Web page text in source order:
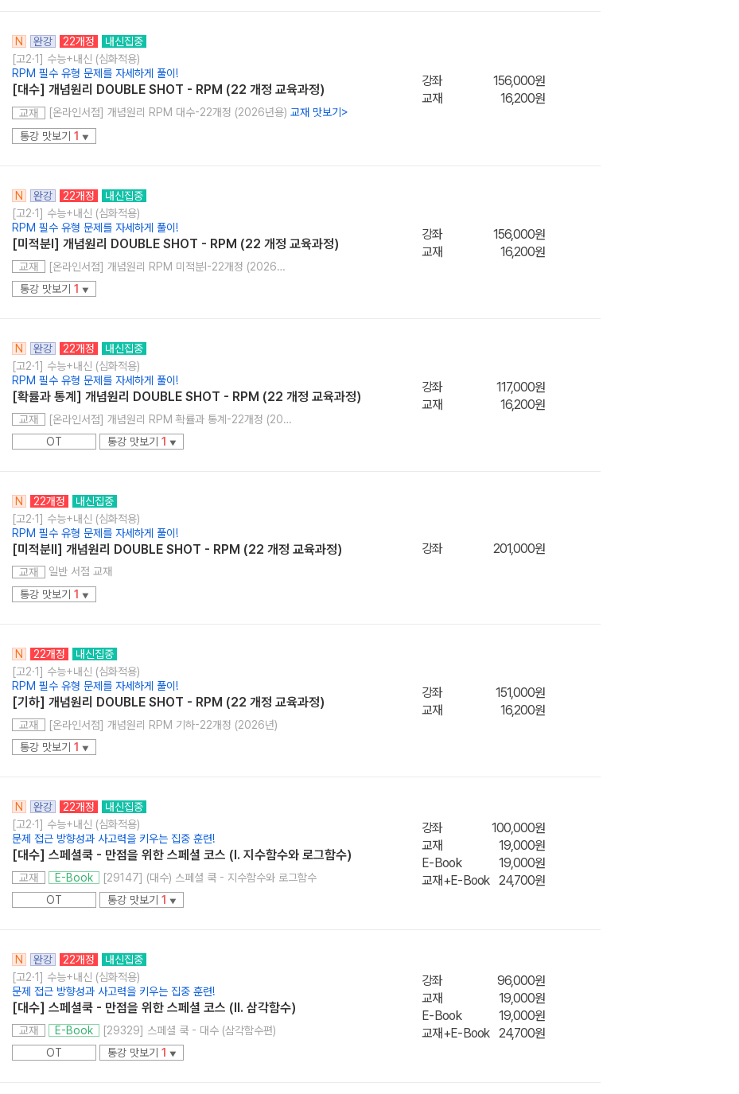
N 완강 22개정
내신집중
[고2·1] 수능+내신 (심화적용)
RPM 필수 유형 문제를 자세하게 풀이!
[대수] 개념원리 DOUBLE SHOT - RPM (22 개정 교육과정)
교재 [온라인서점] 개념원리 RPM 대수-22개정 (2026년용) 교재 맛보기 >
통강 맛보기 1 ▼
강좌
156,000원
교재
16,200원
N 완강 22개정
내신집중
[고2·1] 수능+내신 (심화적용)
RPM 필수 유형 문제를 자세하게 풀이!
[미적분l] 개념원리 DOUBLE SHOT - RPM (22 개정 교육과정)
교재
[온라인서점] 개념원리 RPM 미적분I-22개정 (2026년용)
통강 맛보기 1 ▼
강좌
156,000원
교재
16,200원
N 완강 22개정
내신집중
[고2·1] 수능+내신 (심화적용)
RPM 필수 유형 문제를 자세하게 풀이!
[확률과 통계] 개념원리 DOUBLE SHOT - RPM (22 개정 교육과정)
교재
[온라인서점] 개념원리 RPM 확률과 통계-22개정 (2026년용)
OT
통강 맛보기 1 ▼
강좌
117,000원
교재
16,200원
N 22개정
내신집중
[고2·1] 수능+내신 (심화적용)
RPM 필수 유형 문제를 자세하게 풀이!
[미적분ll] 개념원리 DOUBLE SHOT - RPM (22 개정 교육과정)
교재
일반 서점 교재
통강 맛보기 1 ▼
강좌 201,000원
N 22개정
내신집중
[고2·1] 수능+내신 (심화적용)
RPM 필수 유형 문제를 자세하게 풀이!
[기하] 개념원리 DOUBLE SHOT - RPM (22 개정 교육과정)
교재
[온라인서점] 개념원리 RPM 기하-22개정 (2026년)
통강 맛보기 1 ▼
강좌
151,000원
교재
16,200원
N 완강 22개정
내신집중
[고2·1] 수능+내신 (심화적용)
문제 접근 방향성과 사고력을 키우는 집중 훈련!
[대수] 스페셜쿡 - 만점을 위한 스페셜 코스 (Ⅰ. 지수함수와 로그함수)
교재 E-Book
[29147] (대수) 스페셜 쿡 - 지수함수와 로그함수
OT
통강 맛보기 1 ▼
강좌
100,000원
교재
19,000원
E-Book
19,000원
교재+E-Book 24,700원
N 완강 22개정
내신집중
[고2·1] 수능+내신 (심화적용)
문제 접근 방향성과 사고력을 키우는 집중 훈련!
[대수] 스페셜쿡 - 만점을 위한 스페셜 코스 (Ⅱ. 삼각함수)
교재 E-Book
[29329] 스페셜 쿡 - 대수 (삼각함수편)
OT
통강 맛보기 1 ▼
강좌
96,000원
교재
19,000원
E-Book
19,000원
교재+E-Book 24,700원